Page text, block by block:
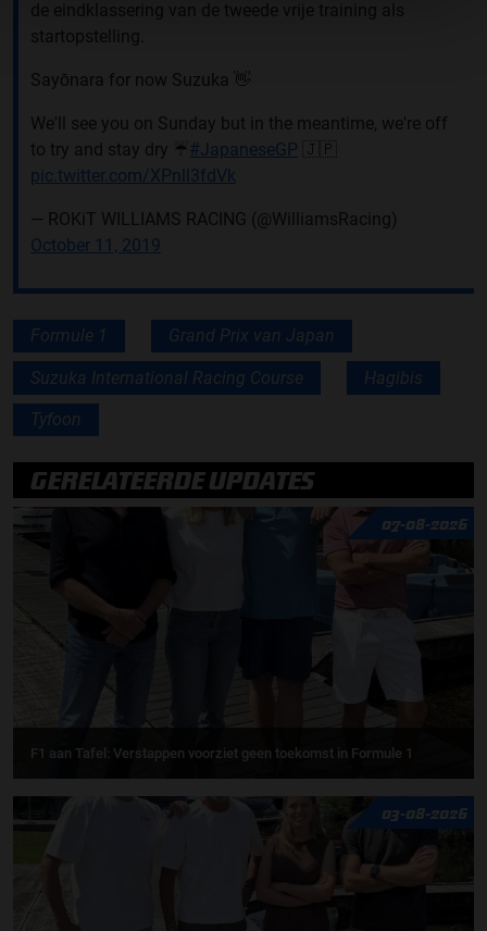
de eindklassering van de tweede vrije training als
startopstelling.
Sayōnara for now Suzuka 👋
We'll see you on Sunday but in the meantime, we're off
to try and stay dry ☔️ #JapaneseGP 🇯🇵
pic.twitter.com/XPnll3fdVk
— ROKiT WILLIAMS RACING (@WilliamsRacing)
October 11, 2019
Formule 1 Grand Prix van Japan
Suzuka International Racing Course Hagibis
Tyfoon
GERELATEERDE UPDATES
07-08-2026
F1 aan Tafel: Verstappen voorziet geen toekomst in Formule 1
03-08-2026